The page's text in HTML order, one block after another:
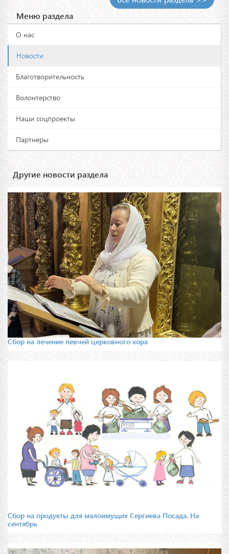
Меню раздела
О нас
Новости
Благотворительность
Волонтерство
Наши соцпроекты
Партнеры
Другие новости раздела
Сбор на лечение певчей церковного хора
Сбор на продукты для малоимущих Сергиева Посада. На
сентябрь